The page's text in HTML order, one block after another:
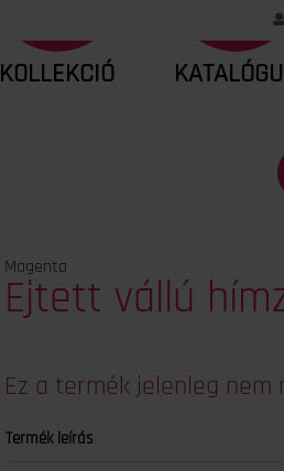
KOLLEKCIÓ
Magenta
Ejtett vállú
Ez a termék jelenleg nem
Termék leírás